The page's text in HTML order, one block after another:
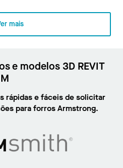
mais
e modelos 3D REVIT
rápidas e fáceis de solicitar
para forros Armstrong.